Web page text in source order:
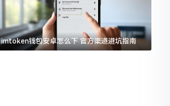
imtoken钱包安卓怎么下 官方渠道避坑指南